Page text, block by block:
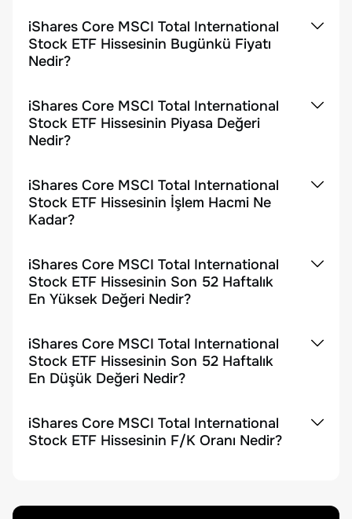
iShares Core MSCI Total International
Stock ETF Hissesinin Bugünkü Fiyatı
Nedir?
iShares Core MSCI Total International
Stock ETF Hissesinin Piyasa Değeri
Nedir?
iShares Core MSCI Total International
Stock ETF Hissesinin İşlem Hacmi Ne
Kadar?
iShares Core MSCI Total International
Stock ETF Hissesinin Son 52 Haftalık
En Yüksek Değeri Nedir?
iShares Core MSCI Total International
Stock ETF Hissesinin Son 52 Haftalık
En Düşük Değeri Nedir?
iShares Core MSCI Total International
Stock ETF Hissesinin F/K Oranı Nedir?